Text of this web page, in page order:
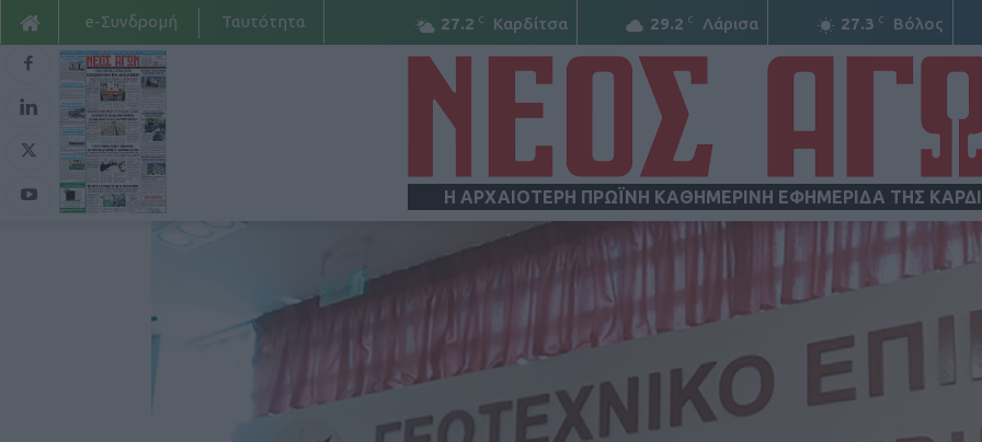
27.2 C Καρδίτσα 29.2 C Λάρισα 27.3 C Βόλος
e-Συνδρομή Ταυτότητα
Η ΑΡΧΑΙΟΤΕΡΗ ΠΡΩΪΝΗ ΚΑΘΗΜΕΡΙΝΗ ΕΦΗΜΕΡΙΔΑ ΤΗΣ